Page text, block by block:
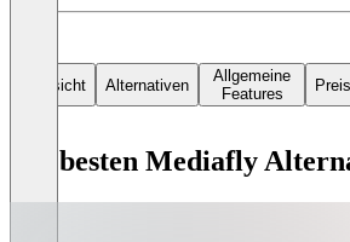
Übersicht Alternativen
Allgemeine
Features
Die besten Mediafly